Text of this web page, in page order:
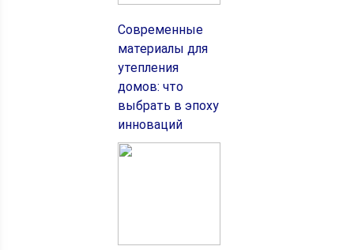
Современные
материалы для
утепления
домов: что
выбрать в эпоху
инноваций